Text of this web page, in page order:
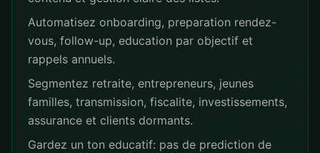
Automatisez onboarding, preparation rendez-
vous, follow-up, education par objectif et
rappels annuels.
Segmentez retraite, entrepreneurs, jeunes
familles, transmission, fiscalite, investissements,
assurance et clients dormants.
Gardez un ton educatif: pas de prediction de